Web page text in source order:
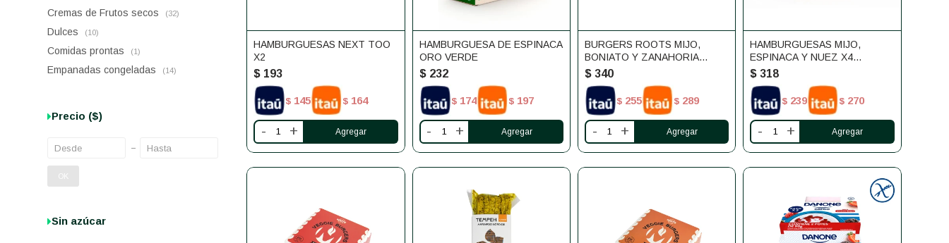
HAMBURGUESAS NEXT TOO
X2
$ 193
$ 145 $ 164
- +
HAMBURGUESA DE ESPINACA
ORO VERDE
$ 232
$ 174 $ 197
- +
BURGERS ROOTS MIJO,
BONIATO Y ZANAHORIA
BEANS
$ 340
$ 255 $ 289
- +
HAMBURGUESAS MIJO,
ESPINACA Y NUEZ X4
UNIDADES MANDUCAS
$ 318
$ 239 $ 270
- +
Cremas de Frutos secos (32)
Dulces (10)
Comidas prontas (1)
Empanadas congeladas (14)
Precio ($)
OK
Sin azúcar